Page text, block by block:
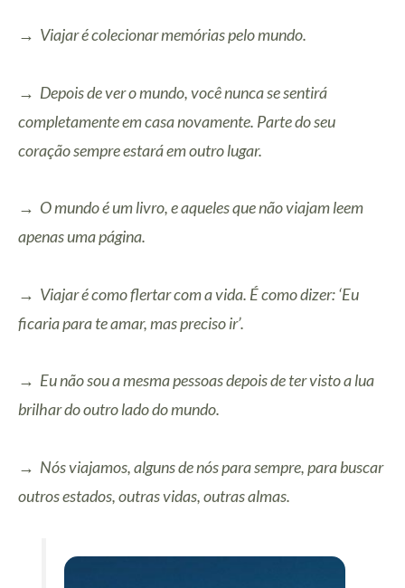
→ Viajar é colecionar memórias pelo mundo.
→ Depois de ver o mundo, você nunca se sentirá
completamente em casa novamente. Parte do seu
coração sempre estará em outro lugar.
→ O mundo é um livro, e aqueles que não viajam leem
apenas uma página.
→ Viajar é como flertar com a vida. É como dizer: ‘Eu
ficaria para te amar, mas preciso ir’.
→ Eu não sou a mesma pessoas depois de ter visto a lua
brilhar do outro lado do mundo.
→ Nós viajamos, alguns de nós para sempre, para buscar
outros estados, outras vidas, outras almas.